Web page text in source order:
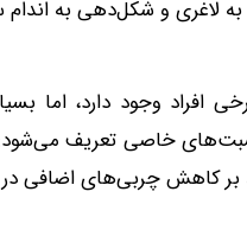
به لاغری و شکل‌دهی به
افراد وجود دارد، اما
نسبت‌های خاصی تعریف
بر کاهش چربی‌های اضافی